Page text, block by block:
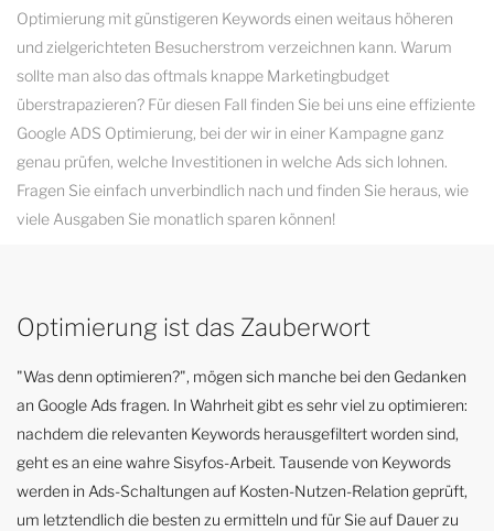
Optimierung mit günstigeren Keywords einen weitaus höheren
und zielgerichteten Besucherstrom verzeichnen kann. Warum
sollte man also das oftmals knappe Marketingbudget
überstrapazieren? Für diesen Fall finden Sie bei uns eine effiziente
Google ADS Optimierung, bei der wir in einer Kampagne ganz
genau prüfen, welche Investitionen in welche Ads sich lohnen.
Fragen Sie einfach unverbindlich nach und finden Sie heraus, wie
viele Ausgaben Sie monatlich sparen können!
Optimierung ist das Zauberwort
"Was denn optimieren?", mögen sich manche bei den Gedanken
an Google Ads fragen. In Wahrheit gibt es sehr viel zu optimieren:
nachdem die relevanten Keywords herausgefiltert worden sind,
geht es an eine wahre Sisyfos-Arbeit. Tausende von Keywords
werden in Ads-Schaltungen auf Kosten-Nutzen-Relation geprüft,
um letztendlich die besten zu ermitteln und für Sie auf Dauer zu